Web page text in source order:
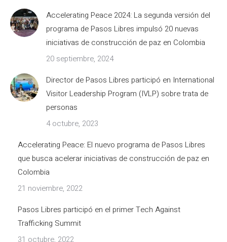
Accelerating Peace 2024: La segunda versión del
programa de Pasos Libres impulsó 20 nuevas
iniciativas de construcción de paz en Colombia
20 septiembre, 2024
Director de Pasos Libres participó en International
Visitor Leadership Program (IVLP) sobre trata de
personas
4 octubre, 2023
Accelerating Peace: El nuevo programa de Pasos Libres
que busca acelerar iniciativas de construcción de paz en
Colombia
21 noviembre, 2022
Pasos Libres participó en el primer Tech Against
Trafficking Summit
31 octubre, 2022